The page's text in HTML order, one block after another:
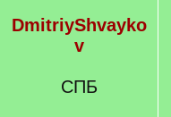
DmitriyShvayko
v
СПБ